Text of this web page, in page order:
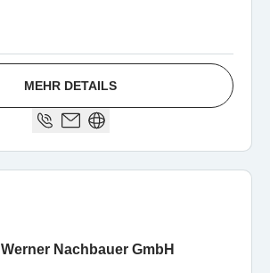
MEHR DETAILS
Werner Nachbauer GmbH